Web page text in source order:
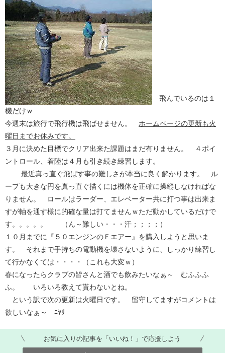
飛んでいるのは１
機だけｗ
今週末は旅行で飛行機は飛ばせません。 ホームページの更新も火
曜日までお休みです。
３月に決めた目標でクリア出来た課題はまだ有りません。 ４ポイ
ントロール、着陸は４月も引き続き練習します。
最近真っ直ぐ飛ばす事の難しさが本当に良く解かります。 ル
ープも大きな円を真っ直ぐ描くには機体を正確に操縦しなければな
りません。 ロールはラーダー、エレベーター共に打つ事は出来ま
すが軸を通す様に的確な量は打てませんｗただ動かしているだけで
す。。。。。 （ん～難しい・・・汗；；；；）
１０月までに『５０エンジンのＦエアー』を購入しようと思いま
す。 それまで手持ちの電動機を壊さないように、しっかり練習し
て行かなくては・・・・（これも大変ｗ）
春になったらクラブの皆さんと酒でも飲みたいなぁ～ むふふふ
ふ。 いろいろ教えて貰わないとね。
という訳で次の更新は火曜日です。 留守してますがコメントは
欲しいなぁ～ ﾆﾔﾘ
お気に入りの記事を「いいね！」で応援しよう